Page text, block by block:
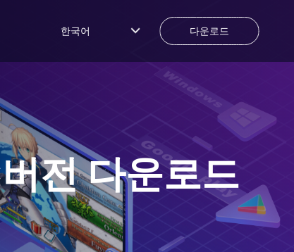
한국어 다운로드
전 다운로드